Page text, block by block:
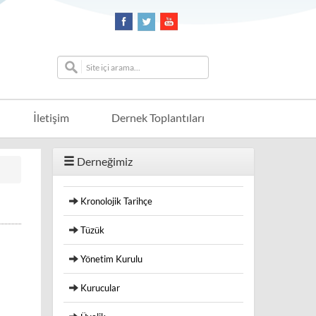
İletişim Dernek Toplantıları
Derneğimiz
Kronolojik Tarihçe
Tüzük
Yönetim Kurulu
Kurucular